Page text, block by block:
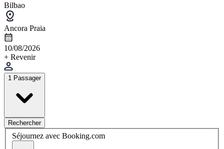
Bilbao
Ancora Praia
10/08/2026
+ Revenir
1 Passager
Rechercher
Séjournez avec Booking.com